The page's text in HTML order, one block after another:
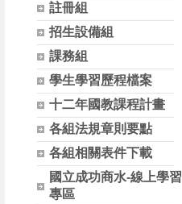
註冊組
招生設備組
課務組
學生學習歷程檔案
十二年國教課程計畫
各組法規章則要點
各組相關表件下載
國立成功商水-線上學習
專區